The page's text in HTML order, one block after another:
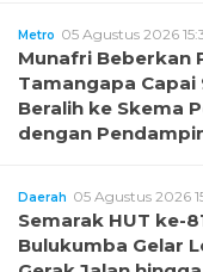
Metro 05 Agustus 2026
Munafri Beberkan
Tamangapa Capai
Beralih ke Skema
dengan
Daerah 05 Agustus 2026
Semarak HUT ke-
Bulukumba Gelar